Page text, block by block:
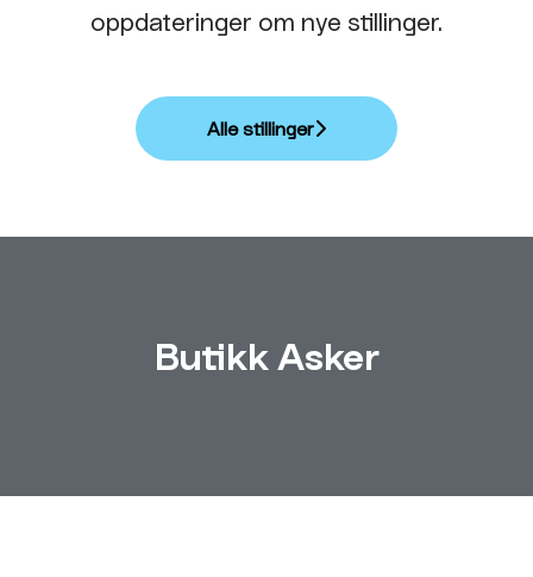
oppdateringer om nye stillinger.
Alle stillinger
Butikk Asker